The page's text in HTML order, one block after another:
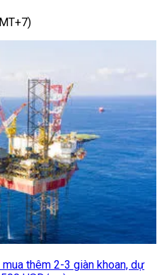
thêm 2-3 giàn khoan, dự